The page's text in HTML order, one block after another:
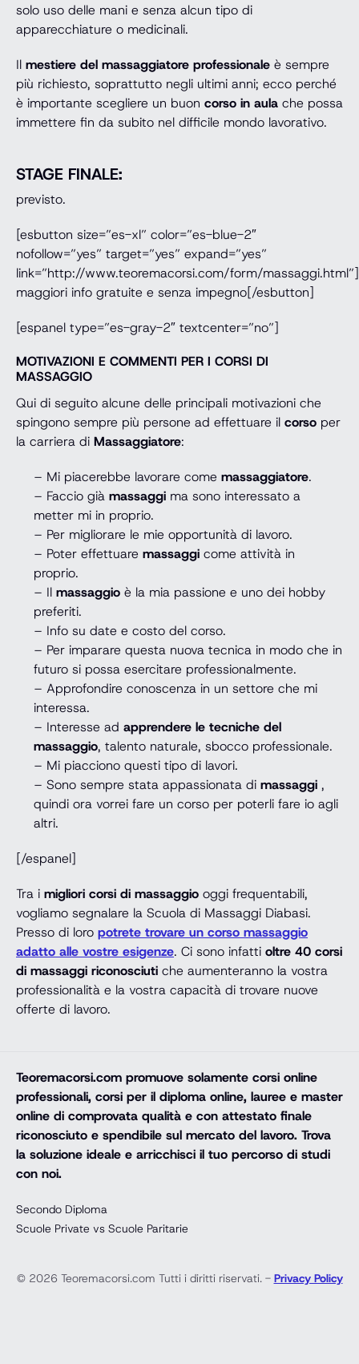
solo uso delle mani e senza alcun tipo di
apparecchiature o medicinali.
Il mestiere del massaggiatore professionale è sempre
più richiesto, soprattutto negli ultimi anni; ecco perché
è importante scegliere un buon corso in aula che possa
immettere fin da subito nel difficile mondo lavorativo.
STAGE FINALE:
previsto.
[esbutton size=”es-xl” color=”es-blue-2″
nofollow=”yes” target=”yes” expand=”yes”
link=”http://www.teoremacorsi.com/form/
maggiori info gratuite e senza impegno[/esbutton]
[espanel type=”es-gray-2″ textcenter=”no”]
MOTIVAZIONI E COMMENTI PER I CORSI DI
MASSAGGIO
Qui di seguito alcune delle principali motivazioni che
spingono sempre più persone ad effettuare il corso per
la carriera di Massaggiatore:
– Mi piacerebbe lavorare come massaggiatore.
– Faccio già massaggi ma sono interessato a
metter mi in proprio.
– Per migliorare le mie opportunità di lavoro.
– Poter effettuare massaggi come attività in
proprio.
– Il massaggio è la mia passione e uno dei hobby
preferiti.
– Info su date e costo del corso.
– Per imparare questa nuova tecnica in modo che in
futuro si possa esercitare professionalmente.
– Approfondire conoscenza in un settore che mi
interessa.
– Interesse ad apprendere le tecniche del
massaggio, talento naturale, sbocco professionale.
– Mi piacciono questi tipo di lavori.
– Sono sempre stata appassionata di massaggi ,
quindi ora vorrei fare un corso per poterli fare io agli
altri.
[/espanel]
Tra i migliori corsi di massaggio oggi frequentabili,
vogliamo segnalare la Scuola di Massaggi Diabasi.
Presso di loro potrete trovare un corso massaggio
adatto alle vostre esigenze. Ci sono infatti oltre 40 corsi
di massaggi riconosciuti che aumenteranno la vostra
professionalità e la vostra capacità di trovare nuove
offerte di lavoro.
Teoremacorsi.com promuove solamente corsi online
professionali, corsi per il diploma online, lauree e master
online di comprovata qualità e con attestato finale
riconosciuto e spendibile sul mercato del lavoro. Trova
la soluzione ideale e arricchisci il tuo percorso di studi
con noi.
Secondo Diploma
Scuole Private vs Scuole Paritarie
© 2026 Teoremacorsi.com Tutti i diritti riservati. - Privacy Policy